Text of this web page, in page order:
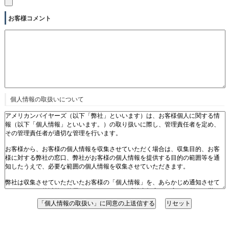
お客様コメント
個人情報の取扱いについて